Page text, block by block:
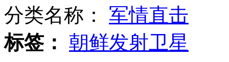
中国红十字会公布年度收支情况
分类名称： 军情直击
标签： 朝鲜发射卫星